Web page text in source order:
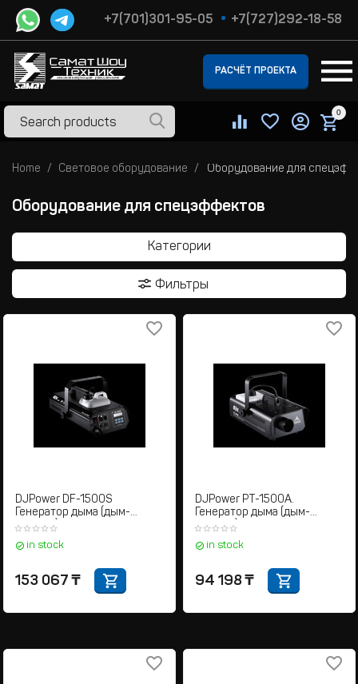
+7(701)301-95-05 +7(727)292-18-58
РАСЧЁТ ПРОЕКТА
0
Home Световое оборудование Оборудование для
Оборудование для спецэффектов
Категории
Фильтры
DJPower DF-1500S
Генератор дыма (дым-
машина)
in stock
153 067 ₸
DJPower PT-1500A.
Генератор дыма (дым-
машина)
in stock
94 198 ₸